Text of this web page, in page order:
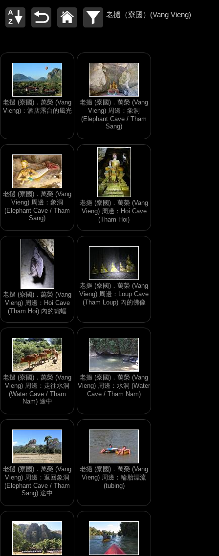
老撾（寮國）(Vang Vieng)
老撾 (寮國)．萬榮 (Vang
Vieng)：酒店露台的風光
老撾 (寮國)．萬榮 (Vang
Vieng) 周邊：象洞
(Elephant Cave / Tham
Sang)
老撾 (寮國)．萬榮 (Vang
Vieng) 周邊：象洞
(Elephant Cave / Tham
Sang)
老撾 (寮國)．萬榮 (Vang
Vieng) 周邊：Hoi Cave
(Tham Hoi)
老撾 (寮國)．萬榮 (Vang
Vieng) 周邊：Hoi Cave
(Tham Hoi) 內的蝙蝠
老撾 (寮國)．萬榮 (Vang
Vieng) 周邊：Loup Cave
(Tham Loup) 內的佛像
老撾 (寮國)．萬榮 (Vang
Vieng) 周邊：走往水洞
(Water Cave / Tham
Nam) 途中
老撾 (寮國)．萬榮 (Vang
Vieng) 周邊：水洞 (Water
Cave / Tham Nam)
老撾 (寮國)．萬榮 (Vang
Vieng) 周邊：返回象洞
(Elephant Cave / Tham
Sang) 途中
老撾 (寮國)．萬榮 (Vang
Vieng) 周邊：輪胎漂流
(tubing)